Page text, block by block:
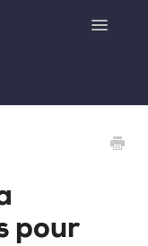
Toggle
pour